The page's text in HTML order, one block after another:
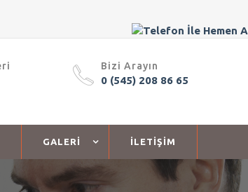
Bizi Arayın
0 (545) 208 86 65
GALERİ İLETİŞİM